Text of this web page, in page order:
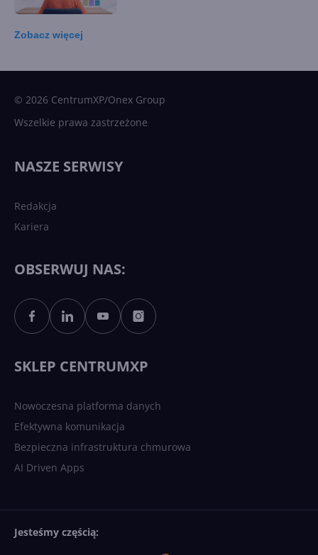
Sztuczna inteligencja po
polsku. Dość barier
Zobacz więcej
© 2026 CentrumXP/Onex Group
Wszelkie prawa zastrzeżone
NASZE SERWISY
Redakcja
Kariera
OBSERWUJ NAS:
SKLEP CENTRUMXP
Nowoczesna platforma danych
Efektywna komunikacja
Bezpieczna infrastruktura chmurowa
AI Driven Apps
Jesteśmy częścią: